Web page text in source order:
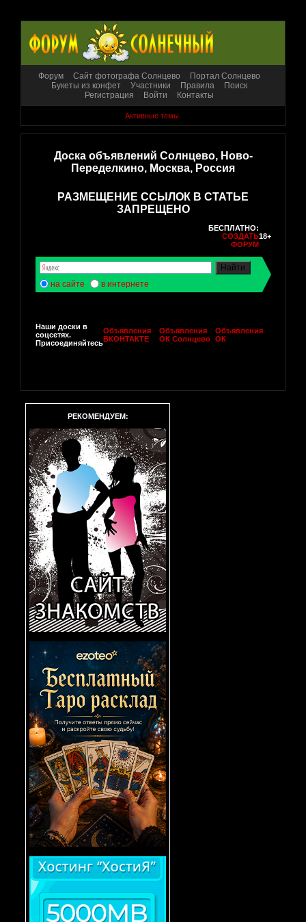
Форум Сайт фотографа Солнцево
Портал Солнцево
Букеты из конфет
Участники Правила
Поиск
Регистрация
Войти Контакты
Активные темы
Доска объявлений Солнцево, Ново-
Переделкино, Москва, Россия
РАЗМЕЩЕНИЕ ССЫЛОК В СТАТЬЕ
ЗАПРЕЩЕНО
БЕСПЛАТНО:
СОЗДАТЬ
ФОРУМ
18+
на сайте в интернете
Наши доски в
соцсетях.
Присоединяйтесь
Объявления
ВКОНТАКТЕ
Объявления
ОК Солнцево
Объявления
ОК
РЕКОМЕНДУЕМ: